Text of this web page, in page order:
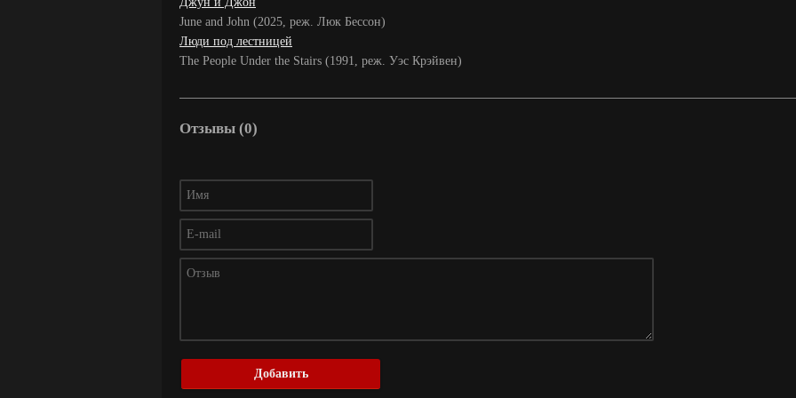
June and John (2025, реж. Люк Бессон)
Люди под лестницей
The People Under the Stairs (1991, реж. Уэс Крэйвен)
Отзывы (0)
Добавить